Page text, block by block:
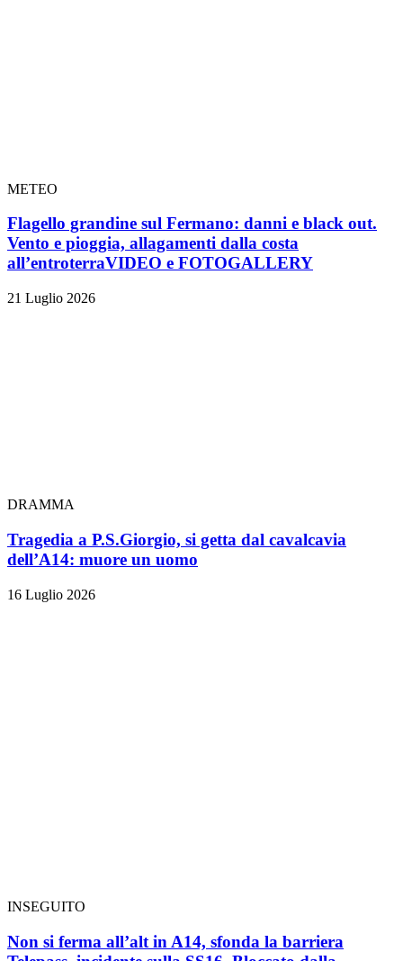
METEO
Flagello grandine sul Fermano: danni e black out.
Vento e pioggia, allagamenti dalla costa
all’entroterraVIDEO e FOTOGALLERY
21 Luglio 2026
DRAMMA
Tragedia a P.S.Giorgio, si getta dal cavalcavia
dell’A14: muore un uomo
16 Luglio 2026
INSEGUITO
Non si ferma all’alt in A14, sfonda la barriera